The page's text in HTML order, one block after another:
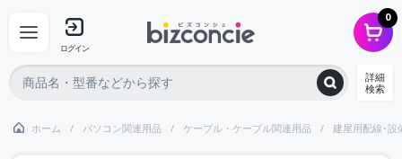
ログイン
0
詳細
検索
ホーム パソコン関連用品 ケーブル・ケーブル関連用品 建屋用配線･設